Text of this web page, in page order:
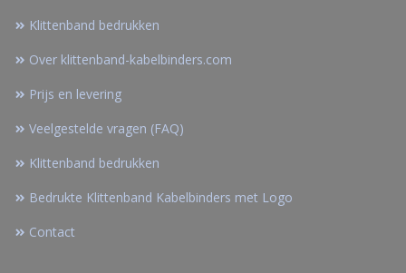
Klittenband bedrukken
Over klittenband-kabelbinders.com
Prijs en levering
Veelgestelde vragen (FAQ)
Klittenband bedrukken
Bedrukte Klittenband Kabelbinders met Logo
Contact